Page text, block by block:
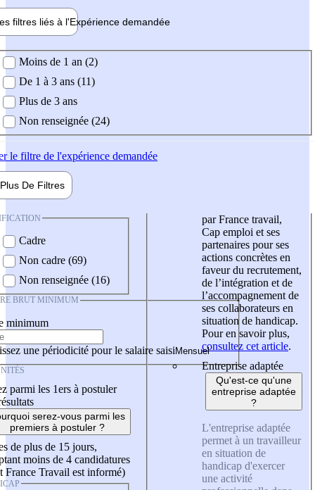
filtres liés à l'Expérience demandée
demandée
Moins de 1 an (2)
De 1 à 3 ans (11)
Plus de 3 ans
Non renseignée (24)
le filtre de l'expérience demandée
Plus De Filtres
Cadre
Non cadre (69)
Non renseignée (16)
BRUT MINIMUM
minimum
une périodicité pour le salaire saisi
parmi les 1ers à postuler
serez-vous parmi les
premiers à postuler ?
de plus de 15 jours,
moins de 4 candidatures
France Travail est informé)
par France travail,
Cap emploi et ses
partenaires pour ses
actions concrètes en
faveur du recrutement,
de l’intégration et de
l’accompagnement de
ses collaborateurs en
situation de handicap.
Pour en savoir plus,
consultez cet article.
Entreprise adaptée
Qu'est-ce qu'une
entreprise adaptée
?
L'entreprise adaptée
permet à un travailleur
en situation de
handicap d'exercer
une activité